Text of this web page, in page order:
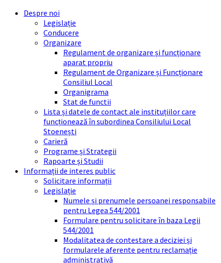
Skip
Skip
Skip
Skip
Despre noi
Legislație
Conducere
Organizare
Regulament de organizare și funcționare
aparat propriu
Regulament de Organizare și Funcționare
Consiliul Local
Organigrama
Stat de functii
Lista și datele de contact ale instituțiilor care
funcționează în subordinea Consiliului Local
Stoenești
Carieră
Programe și Strategii
Rapoarte și Studii
Informații de interes public
Solicitare informații
Legislație
Numele și prenumele persoanei responsabile
pentru Legea 544/2001
Formulare pentru solicitare în baza Legii
544/2001
Modalitatea de contestare a deciziei și
formularele aferente pentru reclamație
administrativă